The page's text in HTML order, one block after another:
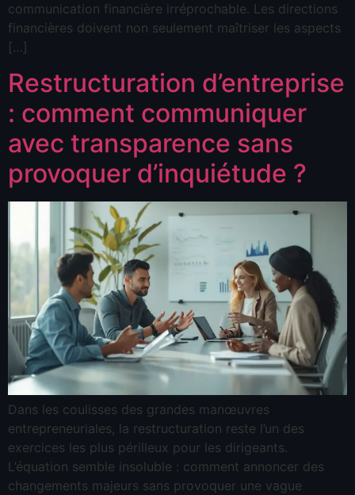
communication financière irréprochable. Les directions
financières doivent non seulement maîtriser les aspects
[…]
Restructuration d’entreprise
: comment communiquer
avec transparence sans
provoquer d’inquiétude ?
Dans les coulisses des grandes manœuvres
entrepreneuriales, la restructuration reste l’un des
exercices les plus périlleux pour les dirigeants.
L’équation semble insoluble : comment annoncer des
changements majeurs sans provoquer une vague